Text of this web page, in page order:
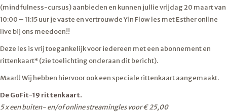
(mindfulness-cursus) aanbieden en kunnen jullie vrijdag 20 maart van
10:00 – 11:15 uur je vaste en vertrouwde Yin Flow les met Esther online
live bij ons meedoen!!
Deze les is vrij toegankelijk voor iedereen met een abonnement en
rittenkaart* (zie toelichting onderaan dit bericht).
Maar!! Wij hebben hiervoor ook een speciale rittenkaart aangemaakt.
De GoFit-19 rittenkaart.
5 x een buiten- en/of online streamingles voor € 25,00